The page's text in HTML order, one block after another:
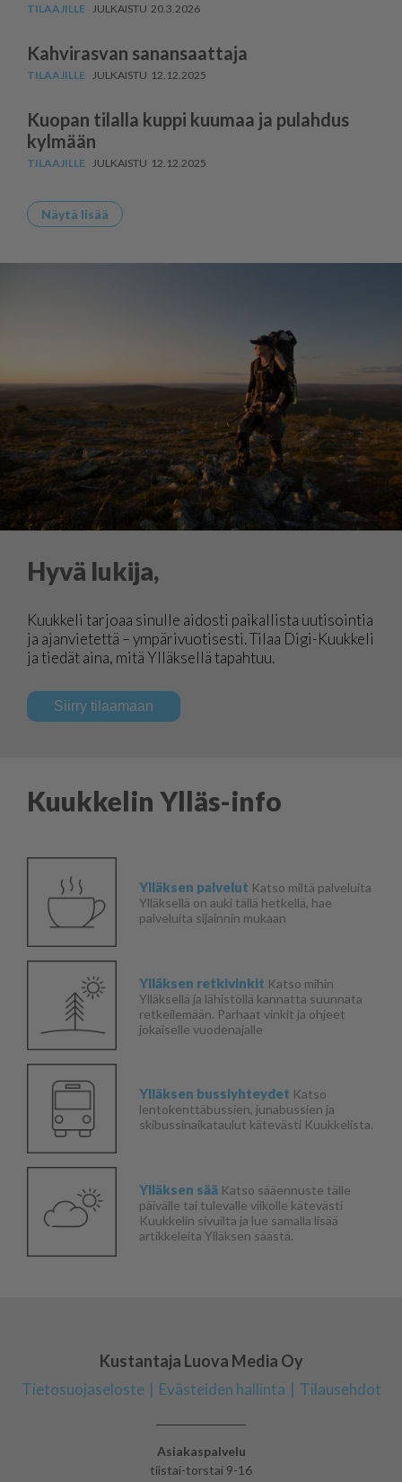
20.3.2026
Kahvirasvan sanansaattaja
12.12.2025
Kuopan tilalla kuppi kuumaa ja pulahdus
kylmään
12.12.2025
Näytä lisää
Hyvä lukija,
Kuukkeli tarjoaa sinulle aidosti paikallista uutisointia
ja ajanvietettä – ympärivuotisesti. Tilaa Digi-Kuukkeli
ja tiedät aina, mitä Ylläksellä tapahtuu.
Siirry tilaamaan
Kuukkelin Ylläs-info
Ylläksen palvelut Katso miltä palveluita
Ylläksellä on auki tällä hetkellä, hae
palveluita sijainnin mukaan
Ylläksen retkivinkit Katso mihin
Ylläksellä ja lähistöllä kannatta suunnata
retkeilemään. Parhaat vinkit ja ohjeet
jokaiselle vuodenajalle
Ylläksen bussiyhteydet Katso
lentokenttäbussien, junabussien ja
skibussinaikataulut kätevästi Kuukkelista.
Ylläksen sää Katso sääennuste tälle
päivälle tai tulevalle viikolle kätevästi
Kuukkelin sivuilta ja lue samalla lisää
artikkeleita Ylläksen säästä.
Kustantaja Luova Media Oy
Tietosuojaseloste Evästeiden hallinta Tilausehdot
Asiakaspalvelu
tiistai-torstai 9-16